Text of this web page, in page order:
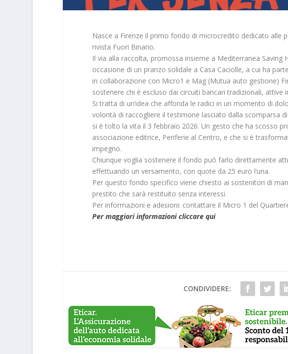
Nasce a Firenze il primo fondo di microcredito dedicato alle
rivista Fuori Binario.
Il via alla raccolta, promossa insieme a Mediterranea Saving
occasione di un pranzo solidale a Casa Caciolle, a cui ha
in collaborazione con Micro1 e Mag (Mutua auto gestione)
sostenere chi è escluso dai circuiti bancari tradizionali, attive
Si tratta di un’idea che affonda le radici in un momento di
volontà di raccogliere il testimone lasciato dalla scomparsa
si è tolto la vita il 3 febbraio 2026. Un gesto che ha scosso
associazione editrice, Periferie al Centro, e che si è
impegno.
Chiunque voglia sostenere il fondo può farlo direttamente
effettuando un versamento, con quote da 25 euro l’una.
Per questo fondo specifico viene chiesto ai sostenitori di
prestito che sarà restituito senza interessi.
Per informazioni e adesioni: contattare il Micro 1 del
Per maggiori informazioni cliccare qui
CONDIVIDERE: